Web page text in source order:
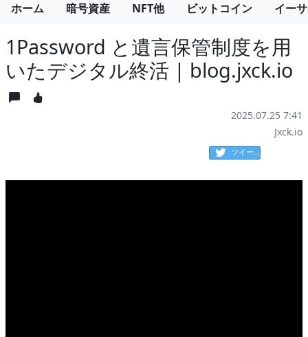
ホーム 暗号資産 NFT他 ビットコイン イー
1Password と遺言保管制度を用
いたデジタル終活 | blog.jxck.io
2025.07.25 7:41
Jxck.io
ツイート